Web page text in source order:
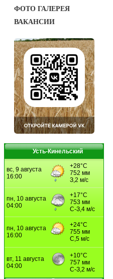
ФОТО ГАЛЕРЕЯ
ВАКАНСИИ
Усть-Кинельский